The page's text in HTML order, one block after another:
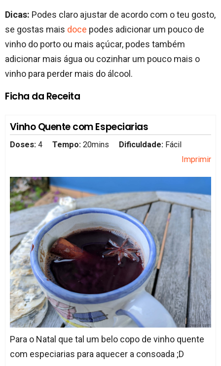
Dicas: Podes claro ajustar de acordo com o teu gosto,
se gostas mais doce podes adicionar um pouco de
vinho do porto ou mais açúcar, podes também
adicionar mais água ou cozinhar um pouco mais o
vinho para perder mais do álcool.
Ficha da Receita
Vinho Quente com Especiarias
Doses: 4 Tempo: 20mins Dificuldade: Fácil
Imprimir
Para o Natal que tal um belo copo de vinho quente
com especiarias para aquecer a consoada ;D